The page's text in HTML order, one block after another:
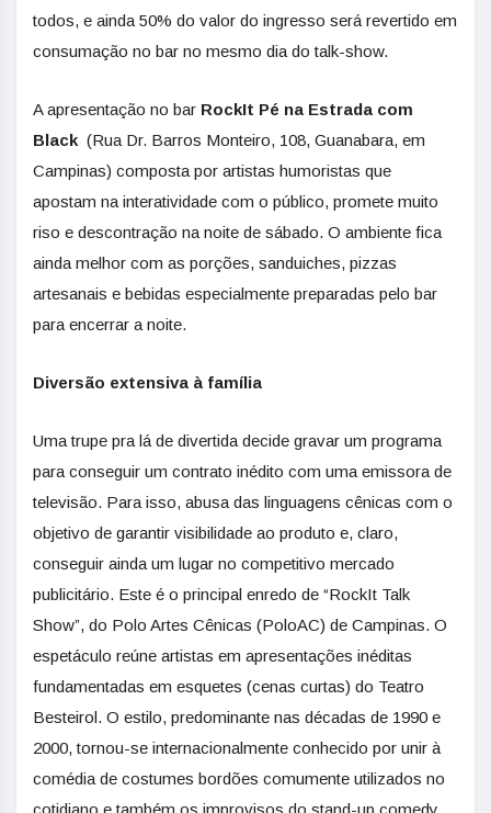
todos, e ainda 50% do valor do ingresso será revertido em
consumação no bar no mesmo dia do talk-show.
A apresentação no bar RockIt Pé na Estrada com
Black (Rua Dr. Barros Monteiro, 108, Guanabara, em
Campinas) composta por artistas humoristas que
apostam na interatividade com o público, promete muito
riso e descontração na noite de sábado. O ambiente fica
ainda melhor com as porções, sanduiches, pizzas
artesanais e bebidas especialmente preparadas pelo bar
para encerrar a noite.
Diversão extensiva à família
Uma trupe pra lá de divertida decide gravar um programa
para conseguir um contrato inédito com uma emissora de
televisão. Para isso, abusa das linguagens cênicas com o
objetivo de garantir visibilidade ao produto e, claro,
conseguir ainda um lugar no competitivo mercado
publicitário. Este é o principal enredo de “RockIt Talk
Show”, do Polo Artes Cênicas (PoloAC) de Campinas. O
espetáculo reúne artistas em apresentações inéditas
fundamentadas em esquetes (cenas curtas) do Teatro
Besteirol. O estilo, predominante nas décadas de 1990 e
2000, tornou-se internacionalmente conhecido por unir à
comédia de costumes bordões comumente utilizados no
cotidiano e também os improvisos do stand-up comedy.